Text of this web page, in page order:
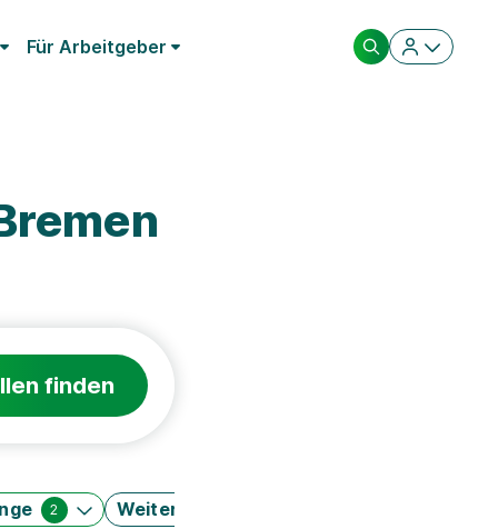
Für Arbeitgeber
finden
2 Weitere Filter